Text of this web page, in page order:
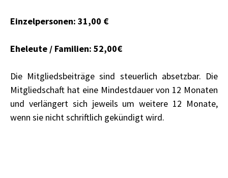
Ein­zel­per­so­nen: 31,00 €
Ehe­leu­te / Fami­li­en: 52,00€
Die Mit­glieds­bei­trä­ge sind steu­er­lich absetz­bar. Die
Mit­glied­schaft hat eine Min­dest­dau­er von 12 Mona­ten
und ver­län­gert sich jeweils um wei­te­re 12 Mona­te,
wenn sie nicht schrift­lich gekün­digt wird.